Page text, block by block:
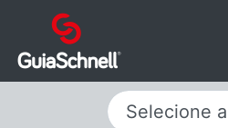
Selecione a cidade